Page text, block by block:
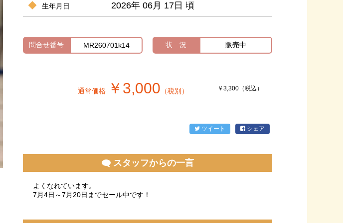
生年月日 2026年 06月 17日 頃
問合せ番号 MR260701k14 状 況 販売中
通常価格 ￥3,000 （税別） ￥3,300（税込）
ツイート シェア
スタッフからの一言
よくなれています。
7月4日～7月20日までセール中です！